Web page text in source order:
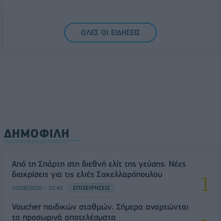
ΟΛΕΣ ΟΙ ΕΙΔΗΣΕΙΣ
ΔΗΜΟΦΙΛΗ
Από τη Σπάρτη στη διεθνή ελίτ της γεύσης: Νέες
διακρίσεις για τις ελιές Σακελλαρόπουλου
10/08/2026 - 10:42 ΕΠΙΧΕΙΡΗΣΕΙΣ
Voucher παιδικών σταθμών: Σήμερα αναρτώνται
τα προσωρινά αποτελέσματα